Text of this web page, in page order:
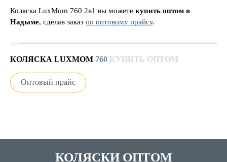
Коляска LuxMom 760 2в1 вы можете купить оптом в
Надыме, сделав заказ по оптовому прайсу.
КОЛЯСКА LUXMOM 760 КУПИТЬ ОПТОМ
Оптовый прайс
КОЛЯСКИ ОПТОМ